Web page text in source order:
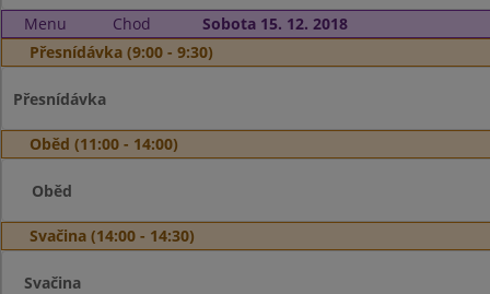
Menu Chod
Sobota 15. 12. 2018
Přesnídávka (9:00 - 9:30)
Přesnídávka
Oběd (11:00 - 14:00)
Oběd
Svačina (14:00 - 14:30)
Svačina